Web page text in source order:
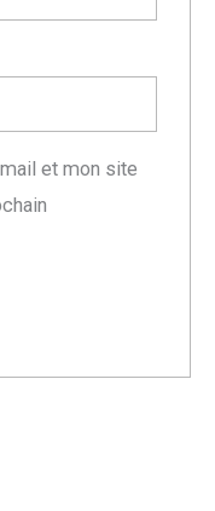
et mon site